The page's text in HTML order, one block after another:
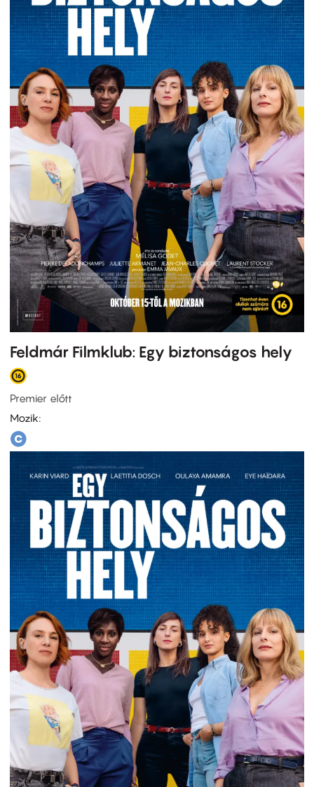
Feldmár Filmklub: Egy biztonságos hely
Premier előtt
Mozik: